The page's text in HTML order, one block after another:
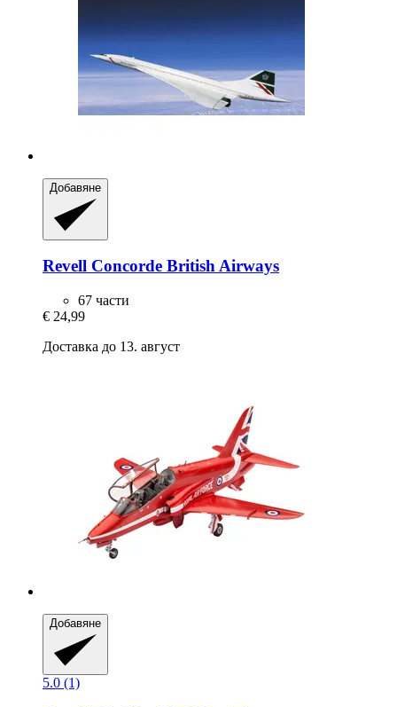
Добавяне
Revell Concorde British Airways
67 части
€ 24,99
Доставка до 13. август
Добавяне
5.0 (1)